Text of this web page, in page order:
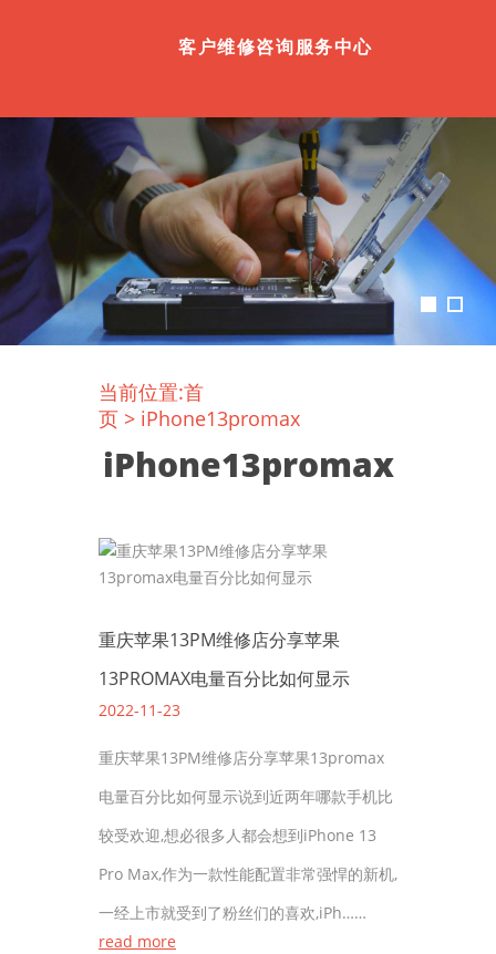
客户维修咨询服务中心
当前位置:首
页 > iPhone13promax
iPhone13promax
重庆苹果13PM维修店分享苹果
13PROMAX电量百分比如何显示
2022-11-23
重庆苹果13PM维修店分享苹果13promax
电量百分比如何显示说到近两年哪款手机比
较受欢迎,想必很多人都会想到iPhone 13
Pro Max,作为一款性能配置非常强悍的新机,
一经上市就受到了粉丝们的喜欢,iPh……
read more